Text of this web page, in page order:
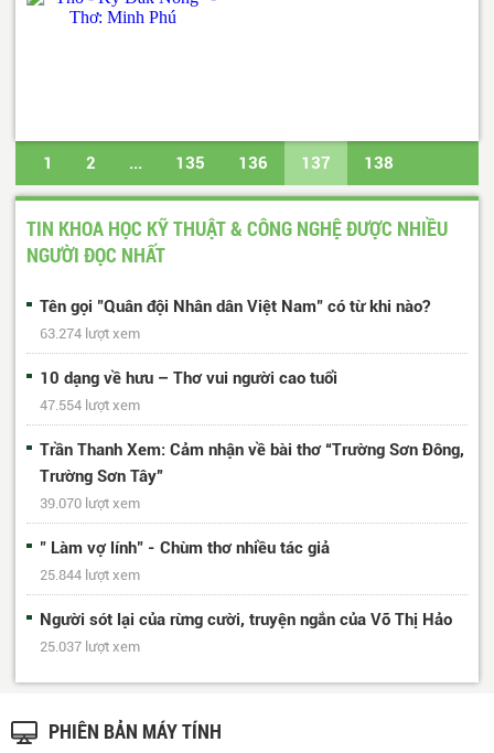
1 2 ... 135 136 137 138
139 ... 488 489 Trang cuối
TIN KHOA HỌC KỸ THUẬT & CÔNG NGHỆ ĐƯỢC NHIỀU
NGƯỜI ĐỌC NHẤT
Tên gọi "Quân đội Nhân dân Việt Nam" có từ khi nào?
63.274 lượt xem
10 dạng về hưu – Thơ vui người cao tuổi
47.554 lượt xem
Trần Thanh Xem: Cảm nhận về bài thơ “Trường Sơn Đông,
Trường Sơn Tây”
39.070 lượt xem
" Làm vợ lính" - Chùm thơ nhiều tác giả
25.844 lượt xem
Người sót lại của rừng cười, truyện ngắn của Võ Thị Hảo
25.037 lượt xem
PHIÊN BẢN MÁY TÍNH